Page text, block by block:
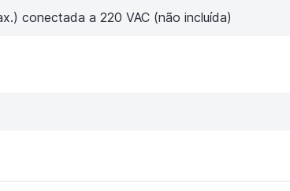
conectada a 220 VAC (não incluída)